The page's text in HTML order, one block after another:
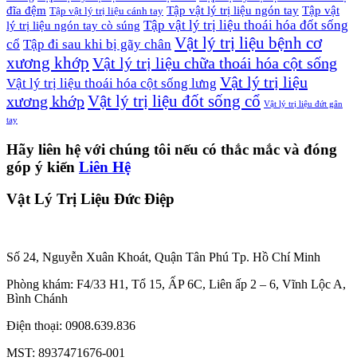
đĩa đệm Tập vật lý trị liệu cánh tay Tập vật lý trị liệu ngón tay Tập vật
lý trị liệu ngón tay cò súng Tập vật lý trị liệu thoái hóa đốt sống
cổ Tập đi sau khi bị gãy chân Vật lý trị liệu bệnh cơ
xương khớp Vật lý trị liệu chữa thoái hóa cột sống
Vật lý trị liệu thoái hóa cột sống lưng Vật lý trị liệu
xương khớpVật lý trị liệu đốt sống cổ Vật lý trị liệu đứt gân
tay
Hãy liên hệ với chúng tôi nếu có thắc mắc và đóng
góp ý kiến Liên Hệ
Vật Lý Trị Liệu Đức Điệp
Số 24, Nguyễn Xuân Khoát, Quận Tân Phú Tp. Hồ Chí Minh
Phòng khám: F4/33 H1, Tổ 15, ẤP 6C, Liên ấp 2 – 6, Vĩnh Lộc A,
Bình Chánh
Điện thoại: 0908.639.836
MST: 8937471676-001